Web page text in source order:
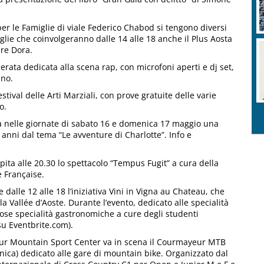
le Famiglie di viale Federico Chabod si tengono diversi
che coinvolgeranno dalle 14 alle 18 anche il Plus Aosta
Dora.
dedicata alla scena rap, con microfoni aperti e dj set,
delle Arti Marziali, con prove gratuite delle varie
giornate di sabato 16 e domenica 17 maggio una
dal tema “Le avventure di Charlotte”. Info e
alle 20.30 lo spettacolo “Tempus Fugit” a cura della
Française.
12 alle 18 l’iniziativa Vini in Vigna au Chateau, che
Vallée d’Aoste. Durante l’evento, dedicato alle specialità
specialità gastronomiche a cure degli studenti
Eventbrite.com).
Mountain Sport Center va in scena il Courmayeur MTB
dedicato alle gare di mountain bike. Organizzato dal